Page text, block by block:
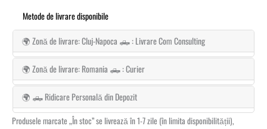
Metode de livrare disponibile
🌍 Zonă de livrare: Cluj-Napoca 🛻 : Livrare Com Consulting
🌍 Zonă de livrare: Romania 🛻 : Curier
🌍 🛻 Ridicare Personală din Depozit
Produsele marcate „În stoc” se livrează în 1-7 zile (în limita disponibilității),